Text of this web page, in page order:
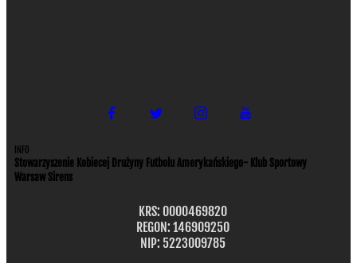
INFO
Stowarzyszenie Kobiecej Drużyny Futbolu Amerykańskiego- Klub Sportowy
Warsaw Sirens
KRS: 0000469820
REGON: 146909250
NIP: 5223009785